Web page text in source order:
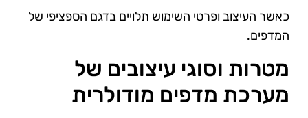
כאשר העיצוב ופרטי השימוש תלויים בדגם הספציפי של
המדפים.
מטרות וסוגי עיצובים של
מערכת מדפים מודולרית